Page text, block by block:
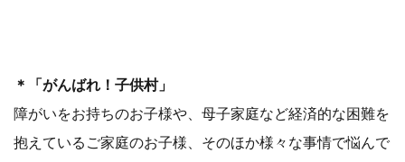
＊「がんばれ！子供村」
障がいをお持ちのお子様や、母子家庭など経済的な困難を
抱えているご家庭のお子様、そのほか様々な事情で悩んで